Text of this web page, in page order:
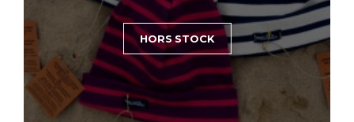
HORS STOCK